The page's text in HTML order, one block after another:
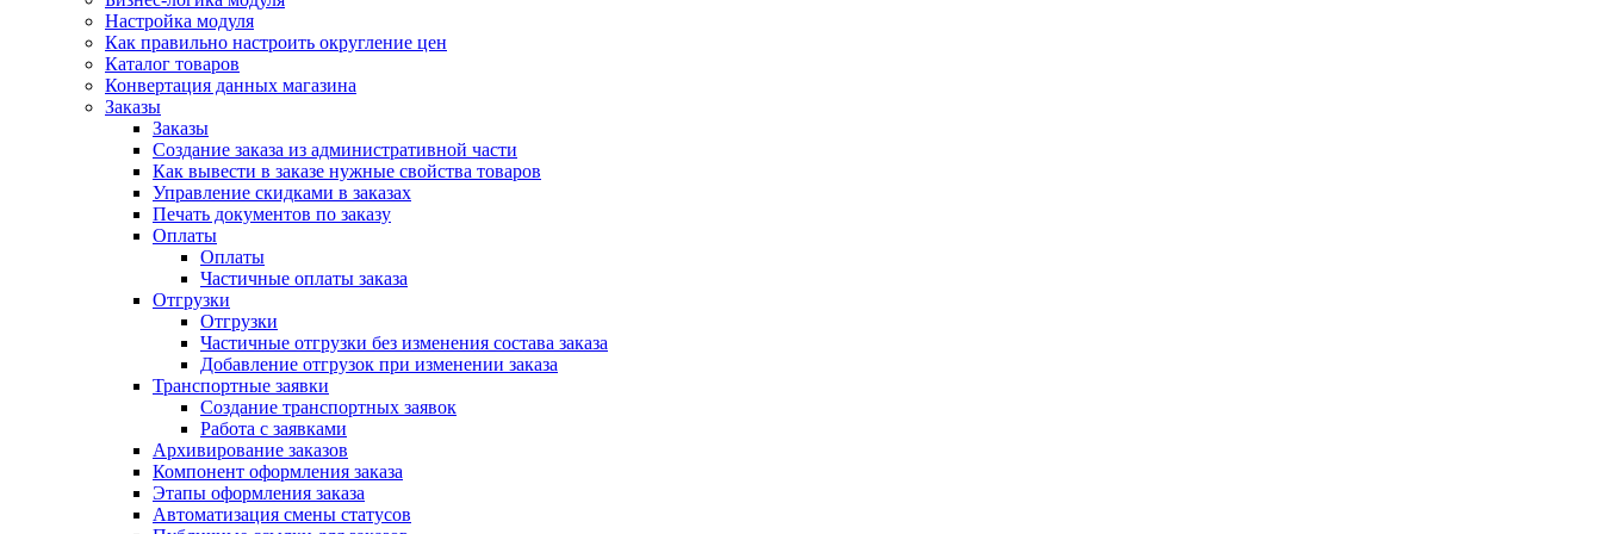
Настройка модуля
Как правильно настроить округление цен
Каталог товаров
Конвертация данных магазина
Заказы
Заказы
Создание заказа из административной части
Как вывести в заказе нужные свойства товаров
Управление скидками в заказах
Печать документов по заказу
Оплаты
Оплаты
Частичные оплаты заказа
Отгрузки
Отгрузки
Частичные отгрузки без изменения состава заказа
Добавление отгрузок при изменении заказа
Транспортные заявки
Создание транспортных заявок
Работа с заявками
Архивирование заказов
Компонент оформления заказа
Этапы оформления заказа
Автоматизация смены статусов